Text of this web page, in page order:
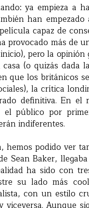
ya empieza a
han empezado
capaz de
provocado más de
pero la
(o quizás dada
que los británicos
la crítica
definitiva. En el
público por
indiferentes.
hemos podido ver
Sean Baker,
ha sido con
su lado más
con un estilo